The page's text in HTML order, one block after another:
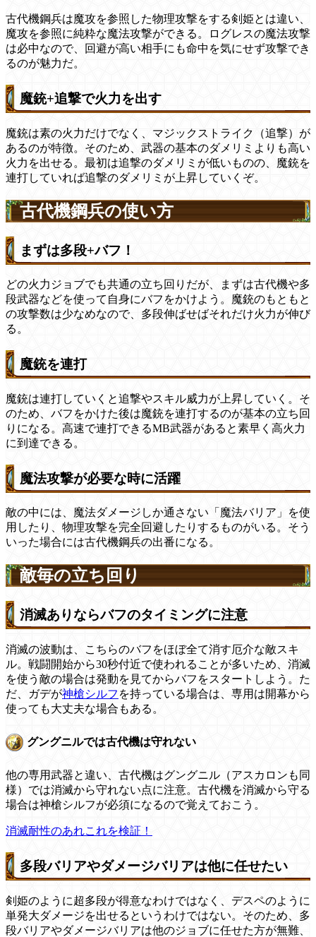
古代機鋼兵は魔攻を参照した物理攻撃をする剣姫とは違い、
魔攻を参照に純粋な魔法攻撃ができる。ログレスの魔法攻撃
は必中なので、回避が高い相手にも命中を気にせず攻撃でき
るのが魅力だ。
魔銃+追撃で火力を出す
魔銃は素の火力だけでなく、マジックストライク（追撃）が
あるのが特徴。そのため、武器の基本のダメリミよりも高い
火力を出せる。最初は追撃のダメリミが低いものの、魔銃を
連打していれば追撃のダメリミが上昇していくぞ。
古代機鋼兵の使い方
まずは多段+バフ！
どの火力ジョブでも共通の立ち回りだが、まずは古代機や多
段武器などを使って自身にバフをかけよう。魔銃のもともと
の攻撃数は少なめなので、多段伸ばせばそれだけ火力が伸び
る。
魔銃を連打
魔銃は連打していくと追撃やスキル威力が上昇していく。そ
のため、バフをかけた後は魔銃を連打するのが基本の立ち回
りになる。高速で連打できるMB武器があると素早く高火力
に到達できる。
魔法攻撃が必要な時に活躍
敵の中には、魔法ダメージしか通さない「魔法バリア」を使
用したり、物理攻撃を完全回避したりするものがいる。そう
いった場合には古代機鋼兵の出番になる。
敵毎の立ち回り
消滅ありならバフのタイミングに注意
消滅の波動は、こちらのバフをほぼ全て消す厄介な敵スキ
ル。戦闘開始から30秒付近で使われることが多いため、消滅
を使う敵の場合は発動を見てからバフをスタートしよう。た
だ、ガデが神槍シルフ を持っている場合は、専用は開幕から
使っても大丈夫な場合もある。
グングニルでは古代機は守れない
他の専用武器と違い、古代機はグングニル（アスカロンも同
様）では消滅から守れない点に注意。古代機を消滅から守る
場合は神槍シルフが必須になるので覚えておこう。
消滅耐性のあれこれを検証！
多段バリアやダメージバリアは他に任せたい
剣姫のように超多段が得意なわけではなく、デスペのように
単発大ダメージを出せるというわけではない。そのため、多
段バリアやダメージバリアは他のジョブに任せた方が無難、